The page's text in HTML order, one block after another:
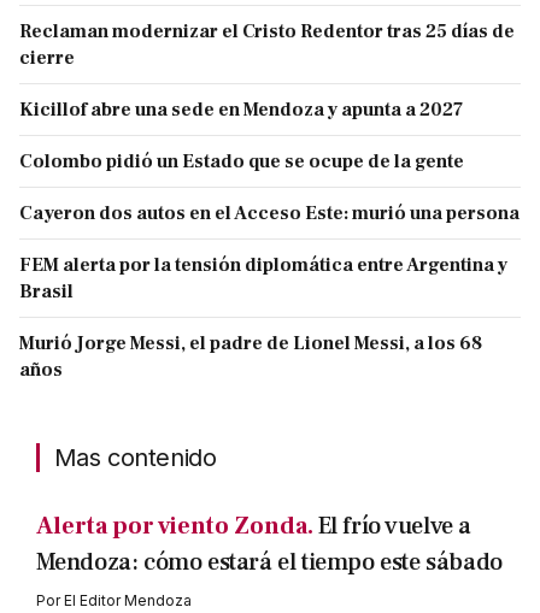
Reclaman modernizar el Cristo Redentor tras 25 días de
cierre
Kicillof abre una sede en Mendoza y apunta a 2027
Colombo pidió un Estado que se ocupe de la gente
Cayeron dos autos en el Acceso Este: murió una persona
FEM alerta por la tensión diplomática entre Argentina y
Brasil
Murió Jorge Messi, el padre de Lionel Messi, a los 68
años
Mas contenido
Alerta por viento Zonda.El frío vuelve a
Mendoza: cómo estará el tiempo este sábado
PorEl Editor Mendoza